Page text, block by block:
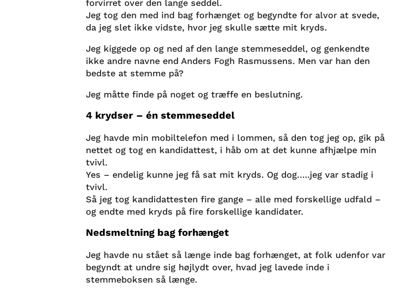
forvirret over den lange seddel.
Jeg tog den med ind bag forhænget og begyndte for alvor at svede,
da jeg slet ikke vidste, hvor jeg skulle sætte mit kryds.
Jeg kiggede op og ned af den lange stemmeseddel, og genkendte
ikke andre navne end Anders Fogh Rasmussens. Men var han den
bedste at stemme på?
Jeg måtte finde på noget og træffe en beslutning.
4 krydser – én stemmeseddel
Jeg havde min mobiltelefon med i lommen, så den tog jeg op, gik på
nettet og tog en kandidattest, i håb om at det kunne afhjælpe min
tvivl.
Yes – endelig kunne jeg få sat mit kryds. Og dog…..jeg var stadig i
tvivl.
Så jeg tog kandidattesten fire gange – alle med forskellige udfald –
og endte med kryds på fire forskellige kandidater.
Nedsmeltning bag forhænget
Jeg havde nu stået så længe inde bag forhænget, at folk udenfor var
begyndt at undre sig højlydt over, hvad jeg lavede inde i
stemmeboksen så længe.